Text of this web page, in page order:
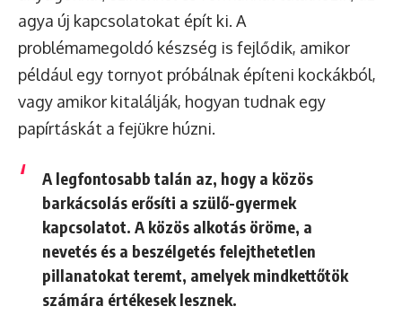
agya új kapcsolatokat épít ki. A
problémamegoldó készség is fejlődik, amikor
például egy tornyot próbálnak építeni kockákból,
vagy amikor kitalálják, hogyan tudnak egy
papírtáskát a fejükre húzni.
A legfontosabb talán az, hogy a közös
barkácsolás erősíti a szülő-gyermek
kapcsolatot. A közös alkotás öröme, a
nevetés és a beszélgetés felejthetetlen
pillanatokat teremt, amelyek mindkettőtök
számára értékesek lesznek.